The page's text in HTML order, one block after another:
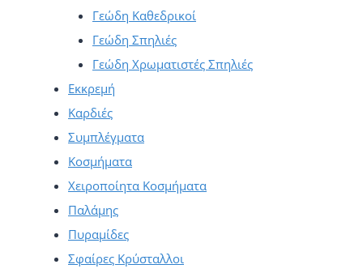
Γεώδη Καθεδρικοί
Γεώδη Σπηλιές
Γεώδη Χρωματιστές Σπηλιές
Εκκρεμή
Καρδιές
Συμπλέγματα
Κοσμήματα
Χειροποίητα Κοσμήματα
Παλάμης
Πυραμίδες
Σφαίρες Κρύσταλλοι